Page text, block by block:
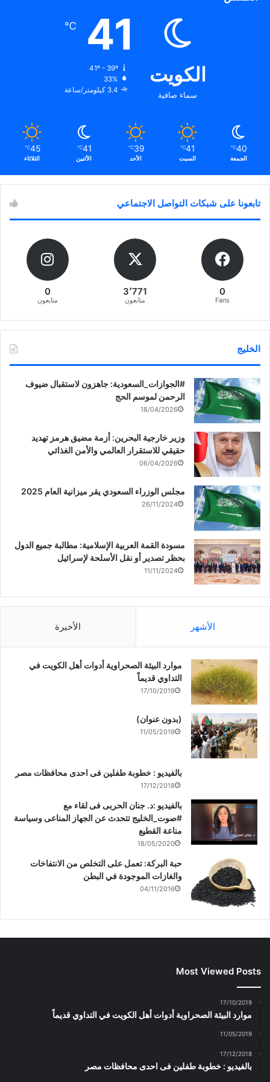
الكويت
سماء صافية
41
℃
41º - 39º
33%
3.4 كيلومتر/ساعة
40
℃
الجمعة
41
℃
السبت
39
℃
الأحد
41
℃
الأثنين
45
℃
الثلاثاء
تابعونا على شبكات التواصل الاجتماعي
0
Fans
3٬771
متابعون
0
متابعون
الخليج
‏‎#الجوازات_السعودية: جاهزون لاستقبال ضيوف
الرحمن لموسم الحج
18/04/2026
وزير خارجية البحرين: أزمة مضيق هرمز تهديد
حقيقي للاستقرار العالمي والأمن الغذائي
06/04/2026
مجلس الوزراء السعودي يقر ميزانية العام 2025
26/11/2024
مسودة القمة العربية الإسلامية: مطالبة جميع الدول
بحظر تصدير أو نقل الأسلحة لإسرائيل
11/11/2024
الأشهر الأخيرة
موارد البيئة الصحراوية أدوات أهل الكويت في
التداوي قديماً
17/10/2019
(بدون عنوان)
11/05/2019
بالفيديو : خطوبة طفلين فى احدى محافظات مصر
17/12/2018
بالفيديو :د. جنان الحربى فى لقاء مع
#صوت_الخليج تتحدث عن الجهاز المناعى وسياسة
مناعة القطيع
18/05/2020
حبة البركة: تعمل على التخلص من الانتفاخات
والغازات الموجودة في البطن
04/11/2016
Most Viewed Posts
17/10/2019
موارد البيئة الصحراوية أدوات أهل الكويت في التداوي قديماً
11/05/2019
17/12/2018
بالفيديو : خطوبة طفلين فى احدى محافظات مصر